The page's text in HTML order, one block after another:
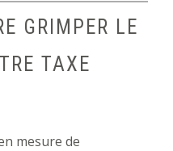
GRIMPER LE
TAXE
mesure de